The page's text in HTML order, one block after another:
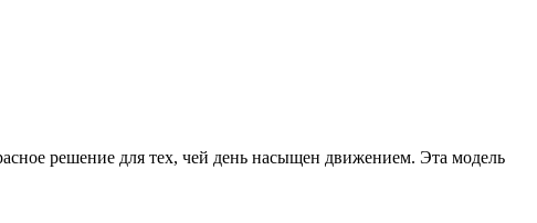
решение для тех, чей день насыщен движением. Эта модель